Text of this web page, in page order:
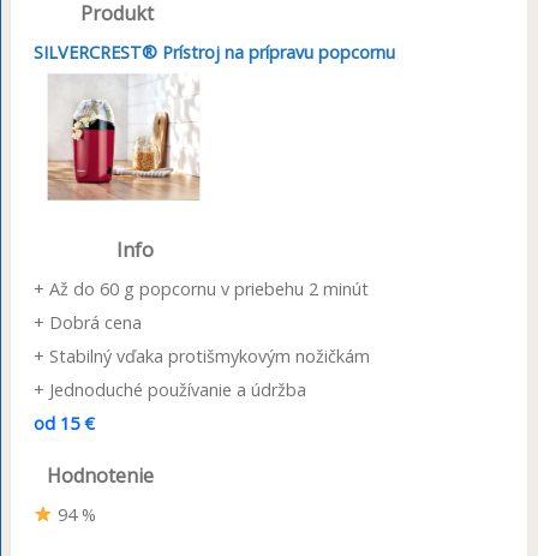
Produkt
SILVERCREST® Prístroj na prípravu popcornu
Info
+ Až do 60 g popcornu v priebehu 2 minút
+ Dobrá cena
+ Stabilný vďaka protišmykovým nožičkám
+ Jednoduché používanie a údržba
od 15 €
Hodnotenie
94 %